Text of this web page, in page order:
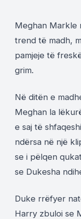
Meghan Markle
trend të madh,
pamjeje të
grim.
Në ditën e
Meghan la
​​e saj të
ndërsa në një
se i pëlqen
se Dukesha
Duke rrëfyer
Harry zbuloi se